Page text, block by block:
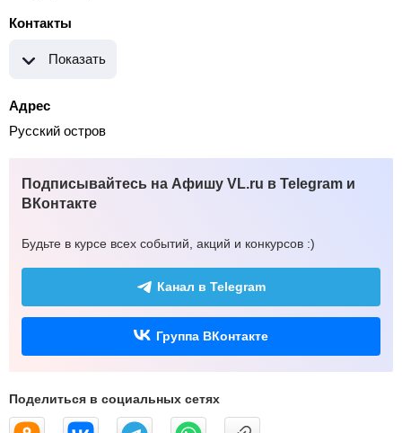
Контакты
Показать
Адрес
Русский остров
Подписывайтесь на Афишу VL.ru в Telegram и
ВКонтакте
Будьте в курсе всех событий, акций и конкурсов :)
Канал в Telegram
Группа ВКонтакте
Поделиться в социальных сетях